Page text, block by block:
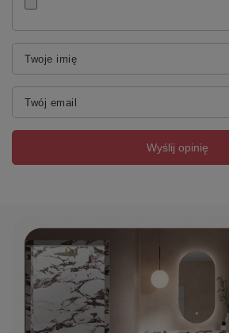
Twoje imię
Twój email
Wyślij opinię